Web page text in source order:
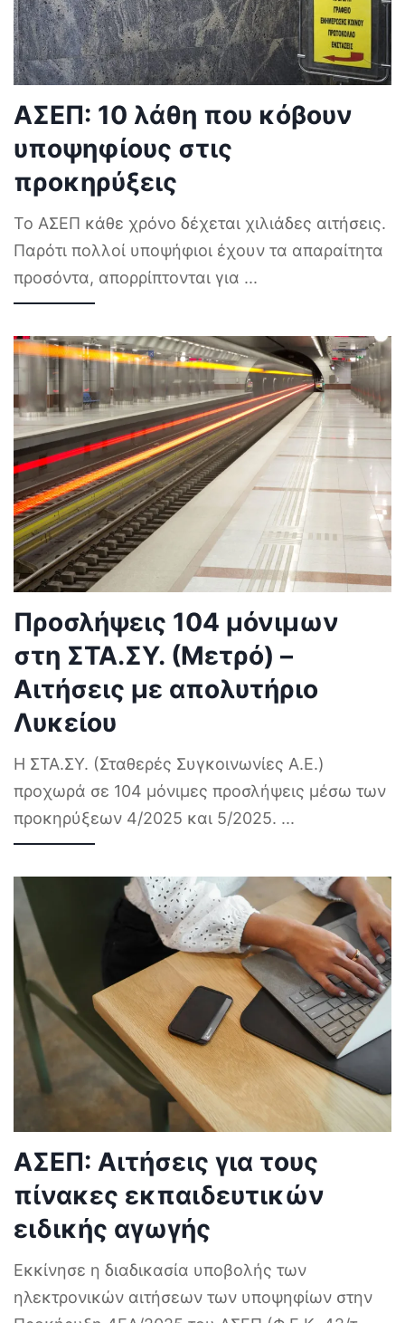
ΑΣΕΠ: 10 λάθη που κόβουν
υποψηφίους στις
προκηρύξεις
Το ΑΣΕΠ κάθε χρόνο δέχεται χιλιάδες αιτήσεις.
Παρότι πολλοί υποψήφιοι έχουν τα απαραίτητα
προσόντα, απορρίπτονται για ...
Προσλήψεις 104 μόνιμων
στη ΣΤΑ.ΣΥ. (Μετρό) –
Αιτήσεις με απολυτήριο
Λυκείου
Η ΣΤΑ.ΣΥ. (Σταθερές Συγκοινωνίες Α.Ε.)
προχωρά σε 104 μόνιμες προσλήψεις μέσω των
προκηρύξεων 4/2025 και 5/2025. ...
ΑΣΕΠ: Αιτήσεις για τους
πίνακες εκπαιδευτικών
ειδικής αγωγής
Εκκίνησε η διαδικασία υποβολής των
ηλεκτρονικών αιτήσεων των υποψηφίων στην